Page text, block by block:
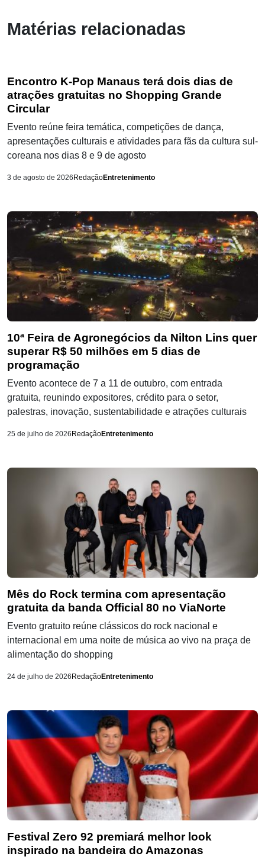
Matérias relacionadas
Encontro K-Pop Manaus terá dois dias de
atrações gratuitas no Shopping Grande
Circular
Evento reúne feira temática, competições de dança,
apresentações culturais e atividades para fãs da cultura sul-
coreana nos dias 8 e 9 de agosto
3 de agosto de 2026 RedaçãoEntretenimento
10ª Feira de Agronegócios da Nilton Lins quer
superar R$ 50 milhões em 5 dias de
programação
Evento acontece de 7 a 11 de outubro, com entrada
gratuita, reunindo expositores, crédito para o setor,
palestras, inovação, sustentabilidade e atrações culturais
25 de julho de 2026 RedaçãoEntretenimento
Mês do Rock termina com apresentação
gratuita da banda Official 80 no ViaNorte
Evento gratuito reúne clássicos do rock nacional e
internacional em uma noite de música ao vivo na praça de
alimentação do shopping
24 de julho de 2026 RedaçãoEntretenimento
Festival Zero 92 premiará melhor look
inspirado na bandeira do Amazonas